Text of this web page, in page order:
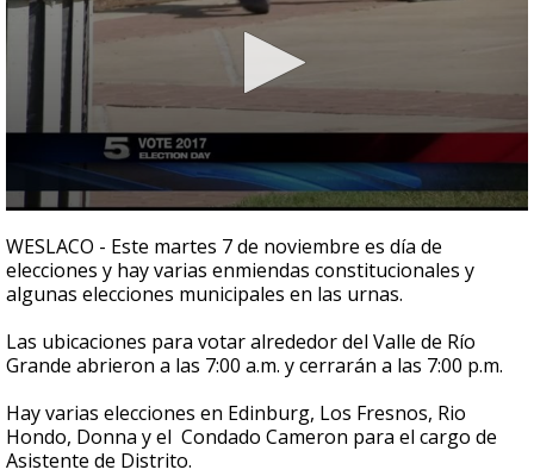
seconds
of
1
minute,
seconds
WESLACO - Este martes 7 de noviembre es día de
elecciones y hay varias enmiendas constitucionales y
algunas elecciones municipales en las urnas.
Las ubicaciones para votar alrededor del Valle de Río
Grande abrieron a las 7:00 a.m. y cerrarán a las 7:00 p.m.
Hay varias elecciones en Edinburg, Los Fresnos, Rio
Hondo, Donna y el Condado Cameron para el cargo de
Asistente de Distrito.